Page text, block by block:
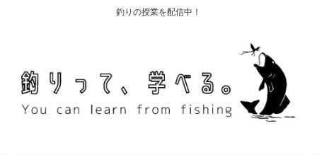
釣りの授業を配信中！